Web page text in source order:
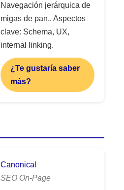
Navegación jerárquica de
migas de pan.. Aspectos
clave: Schema, UX,
internal linking.
¿Te gustaría saber
más?
Canonical
SEO On-Page